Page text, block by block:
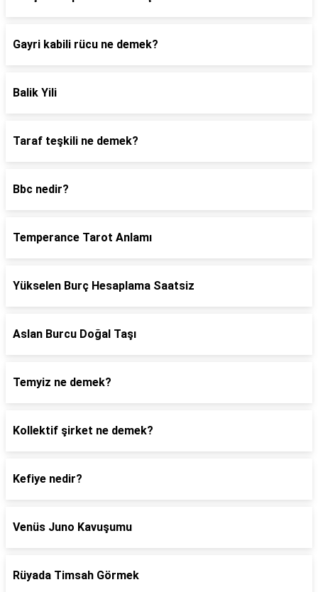
Gayri kabili rücu ne demek?
Balik Yili
Taraf teşkili ne demek?
Bbc nedir?
Temperance Tarot Anlamı
Yükselen Burç Hesaplama Saatsiz
Aslan Burcu Doğal Taşı
Temyiz ne demek?
Kollektif şirket ne demek?
Kefiye nedir?
Venüs Juno Kavuşumu
Rüyada Timsah Görmek